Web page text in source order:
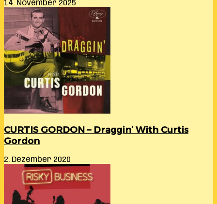
14. November 2025
CURTIS GORDON – Draggin’ With Curtis
Gordon
2. Dezember 2020